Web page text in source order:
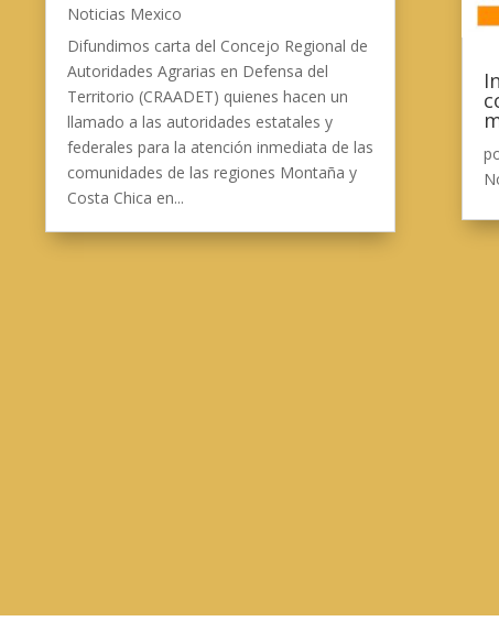
Noticias Mexico
Difundimos carta del Concejo Regional de
Autoridades Agrarias en Defensa del
Territorio (CRAADET) quienes hacen un
llamado a las autoridades estatales y
federales para la atención inmediata de las
comunidades de las regiones Montaña y
Costa Chica en...